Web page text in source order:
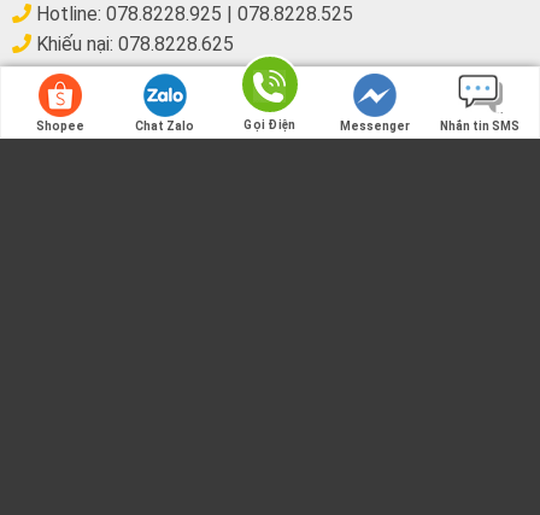
Hotline: 078.8228.925 | 078.8228.525
Khiếu nại: 078.8228.625
Email:lienhe@vuaphache.net
Địa chỉ:
77 Tây Trà, Hoàng Mai, Hà Nội
Shopee Chat Zalo Gọi Điện Messenger Nhắn tin SMS